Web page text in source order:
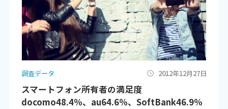
調査データ 2012年12月27日
スマートフォン所有者の満足度
docomo48.4％、au64.6％、SoftBank46.9％